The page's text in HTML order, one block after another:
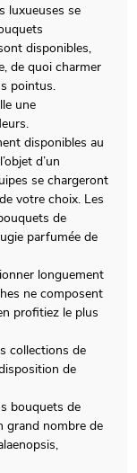
luxueuses se
disponibles,
de quoi charmer
pointus.
une
disponibles au
d’un
se chargeront
votre choix. Les
de
parfumée de
longuement
ne composent
profitiez le plus
collections de
de
bouquets de
grand nombre de